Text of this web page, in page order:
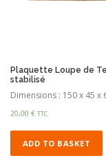
Plaquette Loupe de
stabilisé
Dimensions : 150 x 45 x
20,00 € TTC
ADD TO BASKET